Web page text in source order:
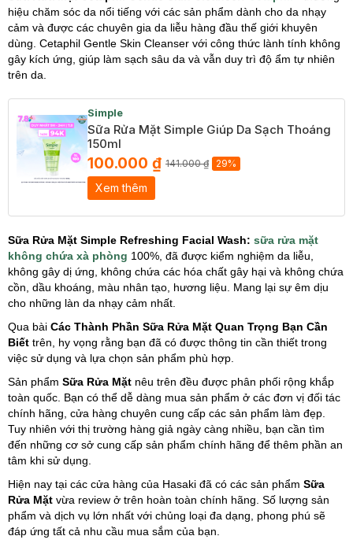
hiệu chăm sóc da nổi tiếng với các sản phẩm dành cho da nhạy
cảm và được các chuyên gia da liễu hàng đầu thế giới khuyên
dùng. Cetaphil Gentle Skin Cleanser với công thức lành tính không
gây kích ứng, giúp làm sạch sâu da và vẫn duy trì độ ẩm tự nhiên
trên da.
Simple
Sữa Rửa Mặt Simple Giúp Da Sạch Thoáng
150ml
100.000 ₫ 141.000 ₫ 29%
Xem thêm
Sữa Rửa Mặt Simple Refreshing Facial Wash: sữa rửa mặt
không chứa xà phòng 100%, đã được kiểm nghiệm da liễu,
không gây dị ứng, không chứa các hóa chất gây hại và không chứa
cồn, dầu khoáng, màu nhân tạo, hương liệu. Mang lại sự êm dịu
cho những làn da nhạy cảm nhất.
Qua bài Các Thành Phần Sữa Rửa Mặt Quan Trọng Bạn Cần
Biết trên, hy vọng rằng bạn đã có được thông tin cần thiết trong
việc sử dụng và lựa chọn sản phẩm phù hợp.
Sản phẩm Sữa Rửa Mặt nêu trên đều được phân phối rộng khắp
toàn quốc. Bạn có thể dễ dàng mua sản phẩm ở các đơn vị đối tác
chính hãng, cửa hàng chuyên cung cấp các sản phẩm làm đẹp.
Tuy nhiên với thị trường hàng giả ngày càng nhiều, bạn cần tìm
đến những cơ sở cung cấp sản phẩm chính hãng để thêm phần an
tâm khi sử dụng.
Hiện nay tại các cửa hàng của Hasaki đã có các sản phẩm Sữa
Rửa Mặt vừa review ở trên hoàn toàn chính hãng. Số lượng sản
phẩm và dịch vụ lớn nhất với chủng loại đa dạng, phong phú sẽ
đáp ứng tất cả nhu cầu mua sắm của bạn.